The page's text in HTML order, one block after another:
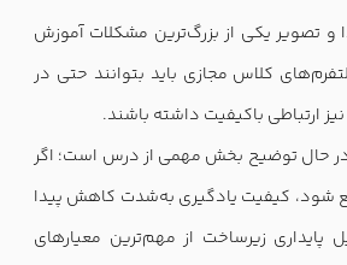
یکی از بزرگ‌ترین مشکلات آموزش
کلاس مجازی باید بتوانند حتی در
ارتباطی باکیفیت داشته باشند.
حال توضیح بخش مهمی از درس است؛ اگر
شود، کیفیت یادگیری به‌شدت کاهش پیدا
زیرساخت از مهم‌ترین معیارهای